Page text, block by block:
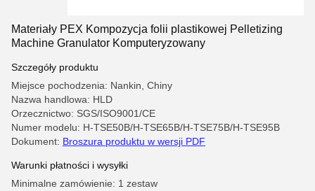
Materiały PEX Kompozycja folii plastikowej Pelletizing
Machine Granulator Komputeryzowany
Szczegóły produktu
Miejsce pochodzenia: Nankin, Chiny
Nazwa handlowa: HLD
Orzecznictwo: SGS/ISO9001/CE
Numer modelu: H-TSE50B/H-TSE65B/H-TSE75B/H-TSE95B
Dokument: Broszura produktu w wersji PDF
Warunki płatności i wysyłki
Minimalne zamówienie: 1 zestaw